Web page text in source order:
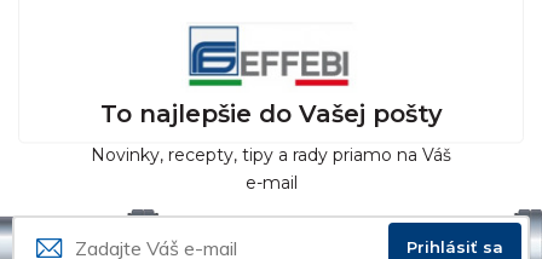
To najlepšie do Vašej pošty
Novinky, recepty, tipy a rady priamo na Váš
e-mail
Prihlásiť sa